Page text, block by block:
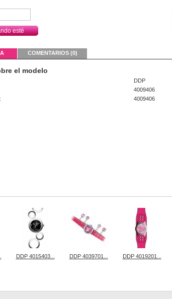
esté
COMENTARIOS (0)
el modelo
DDP
4009406
4009406
DDP 4015403... DDP 4039701... DDP 4019201...